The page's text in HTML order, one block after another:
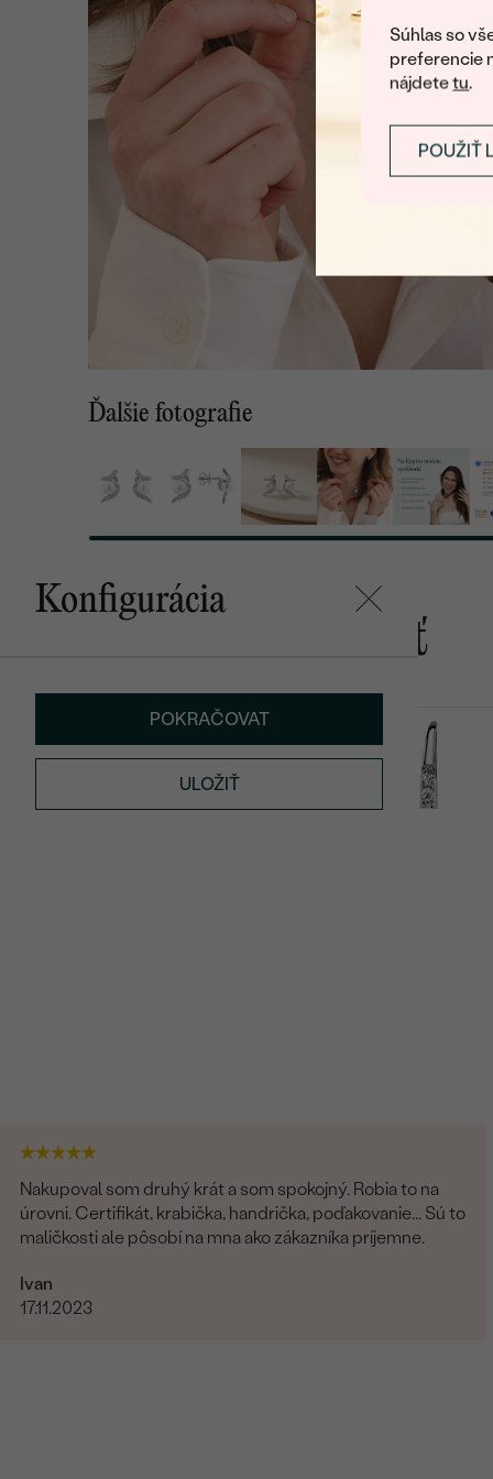
Súhlas so
preferencie
nájdetetu.
POUŽIŤ
Ďalšie fotografie
Konfigurácia
POKRAČOVAT
ULOŽIŤ
Mohlo by sa vám páčiť
Zanah Hoshi
€ 159
Nakupoval som druhý krát a som spokojný. Robia to na
úrovni. Certifikát, krabička, handrička, poďakovanie... Sú to
maličkosti ale pôsobí na mna ako zákazníka príjemne.
Ivan
17.11.2023